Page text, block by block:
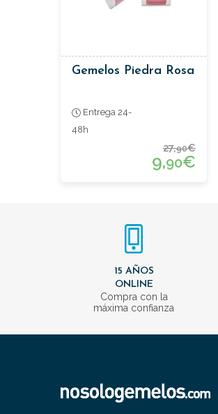
Gemelos Piedra Rosa
Entrega 24-
48h
27,90€
9,90€
15 AÑOS
ONLINE
Compra con la
máxima confianza